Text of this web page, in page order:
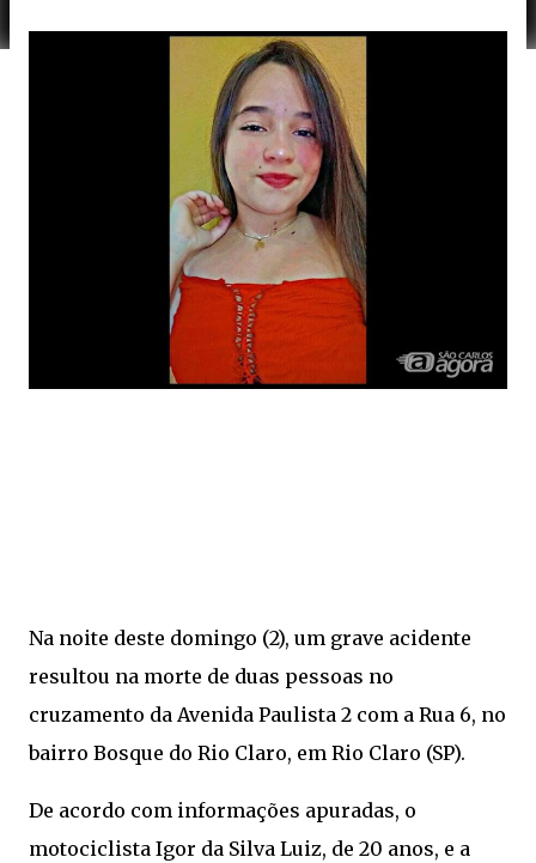
Na noite deste domingo (2), um grave acidente
resultou na morte de duas pessoas no
cruzamento da Avenida Paulista 2 com a Rua 6, no
bairro Bosque do Rio Claro, em Rio Claro (SP).
De acordo com informações apuradas, o
motociclista Igor da Silva Luiz, de 20 anos, e a